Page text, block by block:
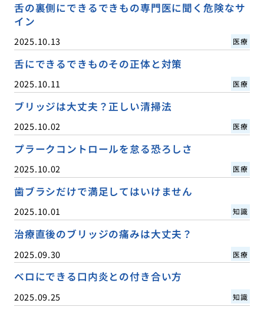
舌の裏側にできるできもの専門医に聞く危険なサ
イン
2025.10.13 医療
舌にできるできものその正体と対策
2025.10.11 医療
ブリッジは大丈夫？正しい清掃法
2025.10.02 医療
プラークコントロールを怠る恐ろしさ
2025.10.02 医療
歯ブラシだけで満足してはいけません
2025.10.01 知識
治療直後のブリッジの痛みは大丈夫？
2025.09.30 医療
ベロにできる口内炎との付き合い方
2025.09.25 知識